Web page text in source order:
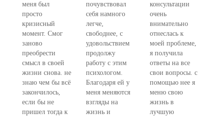
меня был
просто
кризисный
момент. Смог
заново
преобрести
смысл в своей
жизни снова. не
знаю чем бы всё
закончилось,
если бы не
пришел тогда к
почувствовал
себя намного
легче,
свободнее, с
удовольствием
продолжу
работу с этим
психологом.
Благодаря ей у
меня меняются
взгляды на
жизнь и
консультации
очень
внимательно
отнеслась к
моей проблеме,
я получила
ответы на все
свои вопросы. с
помощью нее я
меню свою
жизнь в
лучшую